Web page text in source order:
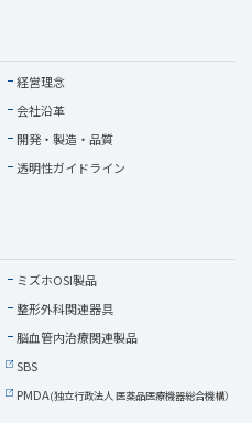
経営理念
会社沿革
開発・製造・品質
透明性ガイドライン
ミズホOSI製品
整形外科関連器具
脳血管内治療関連製品
SBS
PMDA(独立行政法人 医薬品医療機器総合機構）